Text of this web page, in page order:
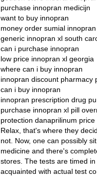
purchase innopran medicijn
want to buy innopran
money order sumial innopran
generic innopran xl south
can i purchase innopran
low price innopran xl georgia
where can i buy innopran
innopran discount pharmacy
can i buy innopran
innopran prescription drug
purchase innopran xl pill
protection danaprilinum
Relax, that's where they
not. Now, one can possibly
medicine and there's
stores. The tests are timed
acquainted with actual test